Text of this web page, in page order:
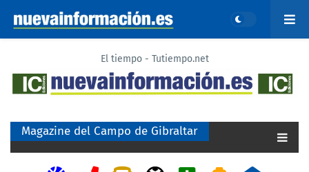
El tiempo - Tutiempo.net
Magazine del Campo de Gibraltar